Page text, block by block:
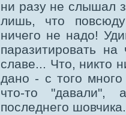
ни разу не слышал
лишь, что
ничего не надо!
паразитировать
славе... Что, никто
дано - с того
что-то
последнего